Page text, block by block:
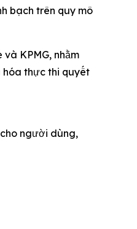
bạch trên quy mô
KPMG, nhằm
hóa thực thi quyết
người dùng,